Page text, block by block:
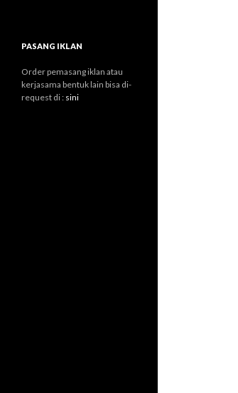
PASANG IKLAN
Order pemasang iklan atau
kerjasama bentuk lain bisa di-
request di : sini